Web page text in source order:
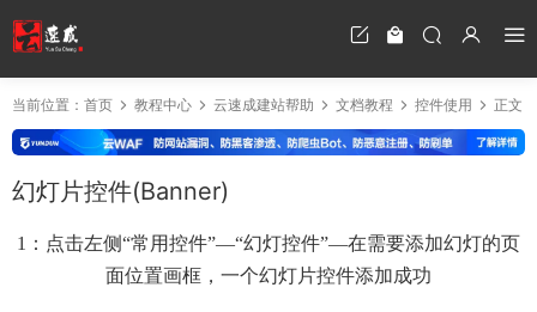
当前位置： 首页 教程中心 云速成建站帮助 文档教程 控件使用 正文
幻灯片控件(Banner)
1：点击左侧“常用控件”—“幻灯控件”—在需要添加幻灯的页
面位置画框，一个幻灯片控件添加成功